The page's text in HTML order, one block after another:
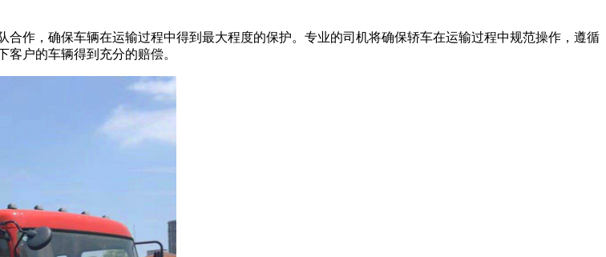
作，确保车辆在运输过程中得到最大程度的保护。专业的司机将确保轿车在运输过程中规范操作，遵循
户的车辆得到充分的赔偿。